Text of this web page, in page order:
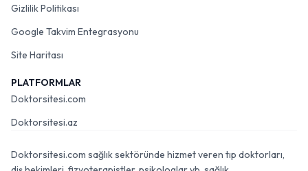
Gizlilik Politikası
Google Takvim Entegrasyonu
Site Haritası
PLATFORMLAR
Doktorsitesi.com
Doktorsitesi.az
Doktorsitesi.com sağlık sektöründe hizmet veren tıp doktorları,